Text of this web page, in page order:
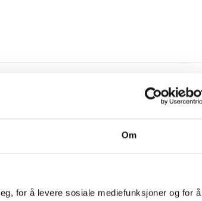
Om
for å levere sosiale mediefunksjoner og for å
kjøpt